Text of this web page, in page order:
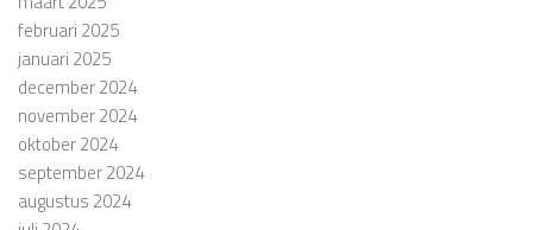
februari 2025
januari 2025
december 2024
november 2024
oktober 2024
september 2024
augustus 2024